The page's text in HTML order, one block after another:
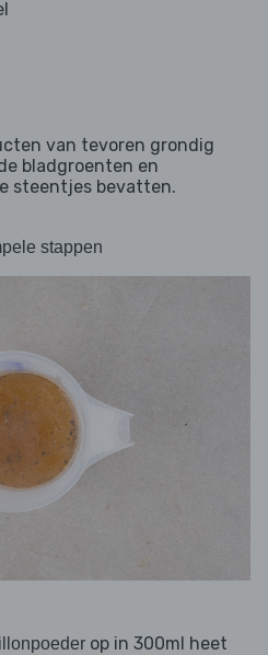
van tevoren grondig
bladgroenten en
steentjes bevatten.
stappen
op in 300ml heet